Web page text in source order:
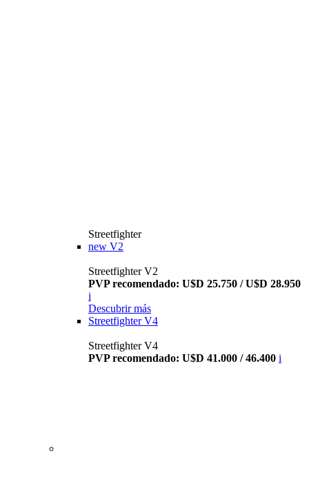
Streetfighter
new V2
Streetfighter V2
PVP recomendado: U$D 25.750 / U$D 28.950
i
Descubrir más
Streetfighter V4
Streetfighter V4
PVP recomendado: U$D 41.000 / 46.400 i